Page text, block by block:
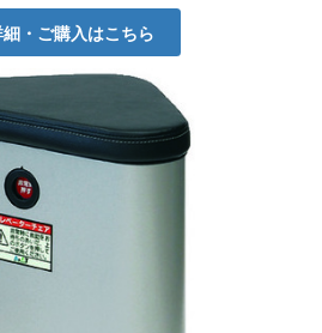
・ご購入はこちら